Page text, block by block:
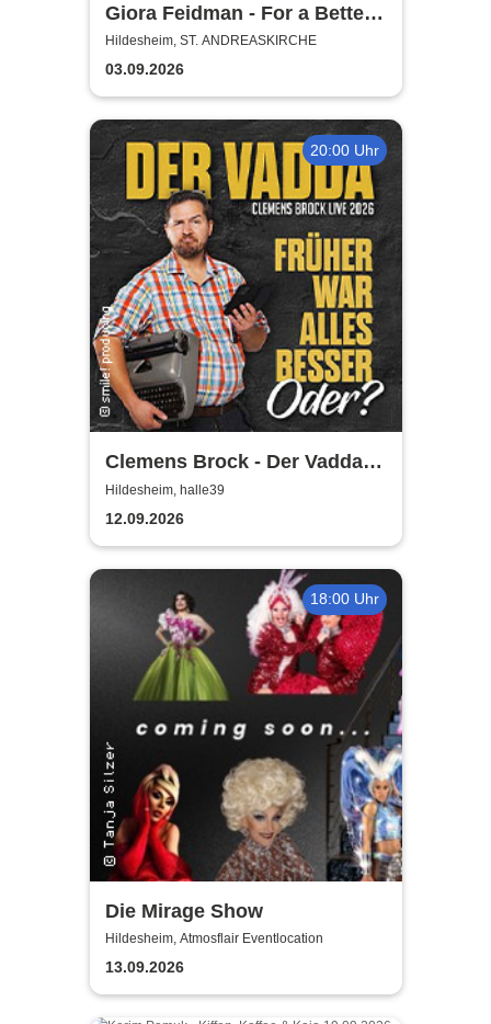
Giora Feidman - For a Better
World
Hildesheim, ST. ANDREASKIRCHE
03.09.2026
20:00 Uhr
Clemens Brock - Der Vadda -
Früher war alles besser,
oder?
Hildesheim, halle39
12.09.2026
18:00 Uhr
Die Mirage Show
Hildesheim, Atmosflair Eventlocation
13.09.2026